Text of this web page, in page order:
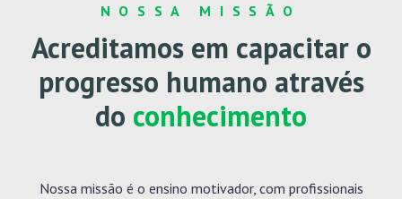
NOSSA MISSÃO
Acreditamos em capacitar o
progresso humano através
do conhecimento
Nossa missão é o ensino motivador, com profissionais